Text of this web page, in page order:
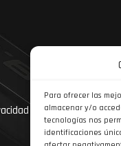
Para ofrecer las
almacenar y/o
tecnologías nos
identificaciones